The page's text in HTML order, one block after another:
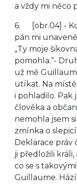
a vždy mi něco
6. [obr.04] -
pán mi
„Ty moje
pomohla.“-
už mě
utíkat. Na
i pohladilo. Pak
člověka a
nemohla jsem
zmínka o
Deklarace práv
ji předložili
co se s
Guillaume. Hází